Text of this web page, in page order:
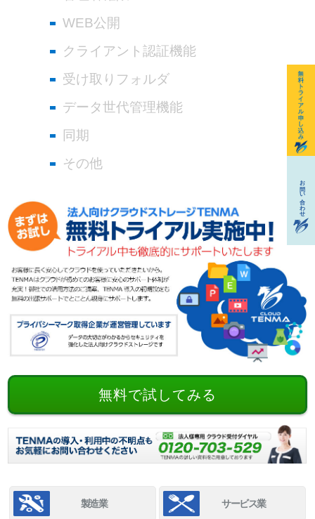
WEB公開
クライアント認証機能
受け取りフォルダ
データ世代管理機能
同期
その他
無料で試してみる
製造業 サービス業